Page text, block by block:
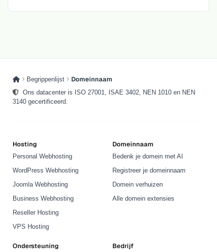
betaalde exemplaren.
verkeerd typen. AI genereert en registreert
orderbevestigingen. Zonder DMARC kan iedereen dit
Begrippenlijst Domeinnaam
Ons datacenter is ISO 27001, ISAE 3402, NEN 1010 en NEN
3140 gecertificeerd.
Hosting
Personal Webhosting
WordPress Webhosting
Joomla Webhosting
Business Webhosting
Reseller Hosting
VPS Hosting
Domeinnaam
Bedenk je domein met AI
Registreer je domeinnaam
Domein verhuizen
Alle domein extensies
Ondersteuning Bedrijf